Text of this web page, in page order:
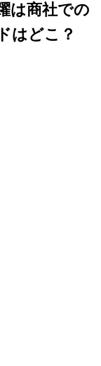
は商社での
はどこ？